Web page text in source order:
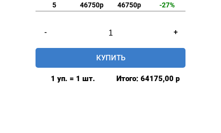
5
46750р 46750р -27%
-
товара
Пресс
ручной
+
КУПИТЬ
1 уп. = 1 шт. Итого: 64175,00 р